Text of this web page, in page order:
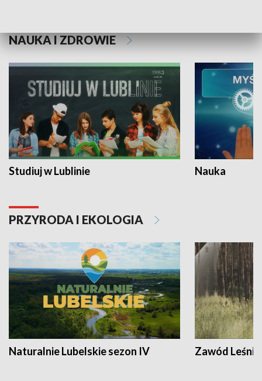
NAUKA I ZDROWIE
Studiuj w Lublinie Nauka
PRZYRODA I EKOLOGIA
Naturalnie Lubelskie sezon IV Zawód Leśnik